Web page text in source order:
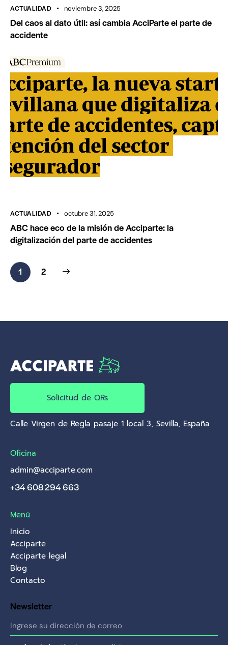
ACTUALIDAD noviembre 3, 2025
Del caos al dato útil: así cambia AcciParte el parte de
accidente
ACTUALIDAD octubre 31, 2025
ABC hace eco de la misión de Acciparte: la
digitalización del parte de accidentes
1 2
Solicitud de QRs
Calle Virgen de Regla pasaje 1 local 3, Sevilla, España
Oficina
admin@acciparte.com
+34 608 294 663
Menú
Inicio
Acciparte
Acciparte legal
Blog
Contacto
Newsletter